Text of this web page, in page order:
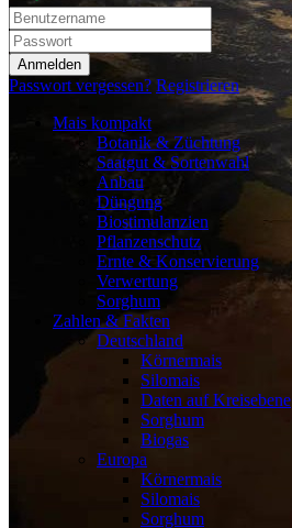
Anmelden
Passwort vergessen? Registrieren
Mais kompakt
Botanik & Züchtung
Saatgut & Sortenwahl
Anbau
Düngung
Biostimulanzien
Pflanzenschutz
Ernte & Konservierung
Verwertung
Sorghum
Zahlen & Fakten
Deutschland
Körnermais
Silomais
Daten auf Kreisebene
Sorghum
Biogas
Europa
Körnermais
Silomais
Sorghum